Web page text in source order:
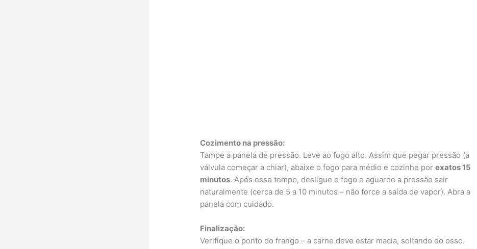
Cozimento na pressão:
Tampe a panela de pressão. Leve ao fogo alto. Assim que pegar pressão (a
válvula começar a chiar), abaixe o fogo para médio e cozinhe porexatos 15
minutos. Após esse tempo, desligue o fogo e aguarde a pressão sair
naturalmente (cerca de 5 a 10 minutos – não force a saída de vapor). Abra a
panela com cuidado.
Finalização:
Verifique o ponto do frango – a carne deve estar macia, soltando do osso.